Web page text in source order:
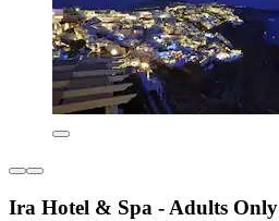
Ira Hotel & Spa - Adults Only